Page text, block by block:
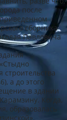
после
сборника
Павловича
а до этого
в здании
Когда,
образовалась